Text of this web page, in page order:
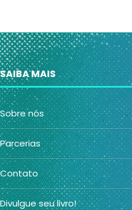
SAIBA MAIS
Sobre nós
Parcerias
Contato
Divulgue seu livro!